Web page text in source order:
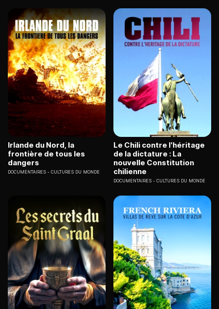
Irlande du Nord, la
frontière de tous les
dangers
DOCUMENTAIRES CULTURES DU MONDE
Le Chili contre l'héritage
de la dictature : La
nouvelle Constitution
chilienne
DOCUMENTAIRES CULTURES DU MONDE